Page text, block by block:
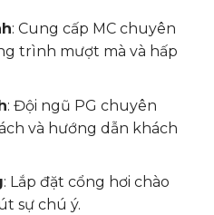
: Cung cấp MC chuyên
trình mượt mà và hấp
: Đội ngũ PG chuyên
và hướng dẫn khách
: Lắp đặt cổng hơi chào
sự chú ý.